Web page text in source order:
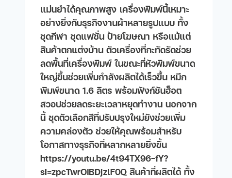
แม่นยำได้คุณภาพสูง เครื่องพิมพ์นี้เหมาะ
อย่างยิ่งกับธุรกิจงานผ้าหลายรูปแบบ ทั้ง
ชุดกีฬา ชุดแฟชั่น ป้ายโฆษณา หรือแม้แต่
สินค้าตกแต่งบ้าน ตัวเครื่องที่กะทัดรัดช่วย
ลดพื้นที่เครื่องพิมพ์ ในขณะที่หัวพิมพ์ขนาด
ใหญ่ขึ้นช่วยเพิ่มกำลังผลิตได้เร็วขึ้น หมึก
พิมพ์ขนาด 1.6 ลิตร พร้อมฟังก์ชันฮ็อต
สวอปช่วยลดระยะเวลาหยุดทำงาน นอกจาก
นี้ ชุดตัวเลือกสีที่ปรับปรุงใหม่ยังช่วยเพิ่ม
ความคล่องตัว ช่วยให้คุณพร้อมสำหรับ
โอกาสทางธุรกิจที่หลากหลายยิ่งขึ้น
https://youtu.be/4t94TX96-fY?
si=zpcTwrOIBDjzlF0Q สินค้าที่ผลิตได้ ทั้ง